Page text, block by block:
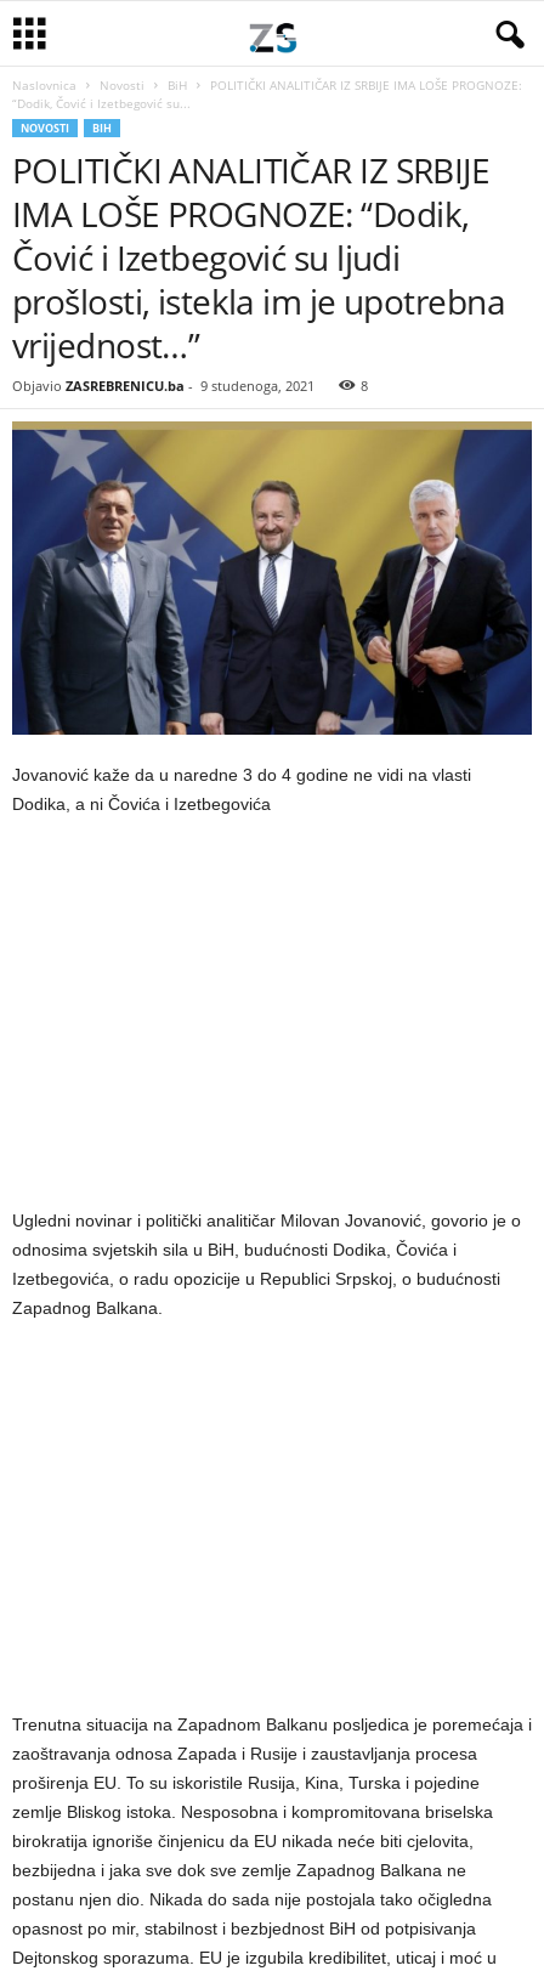
Naslovnica Novosti BiH
POLITIČKI ANALITIČAR IZ SRBIJE IMA LOŠE PROGNOZE:
“Dodik, Čović i Izetbegović su...
NOVOSTI BIH
POLITIČKI ANALITIČAR IZ SRBIJE
IMA LOŠE PROGNOZE: “Dodik,
Čović i Izetbegović su ljudi
prošlosti, istekla im je upotrebna
vrijednost…”
Objavio ZASREBRENICU.ba - 9 studenoga, 2021 8
Jovanović kaže da u naredne 3 do 4 godine ne vidi na vlasti
Dodika, a ni Čovića i Izetbegovića
Ugledni novinar i politički analitičar Milovan Jovanović, govorio je o
odnosima svjetskih sila u BiH, budućnosti Dodika, Čovića i
Izetbegovića, o radu opozicije u Republici Srpskoj, o budućnosti
Zapadnog Balkana.
Trenutna situacija na Zapadnom Balkanu posljedica je poremećaja i
zaoštravanja odnosa Zapada i Rusije i zaustavljanja procesa
proširenja EU. To su iskoristile Rusija, Kina, Turska i pojedine
zemlje Bliskog istoka. Nesposobna i kompromitovana briselska
birokratija ignoriše činjenicu da EU nikada neće biti cjelovita,
bezbijedna i jaka sve dok sve zemlje Zapadnog Balkana ne
postanu njen dio. Nikada do sada nije postojala tako očigledna
opasnost po mir, stabilnost i bezbjednost BiH od potpisivanja
Dejtonskog sporazuma. EU je izgubila kredibilitet, uticaj i moć u